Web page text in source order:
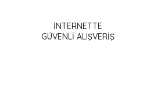
bilgiler bulunuyor.İNTERNETTE
GÜVENLİ ALIŞVERİŞ